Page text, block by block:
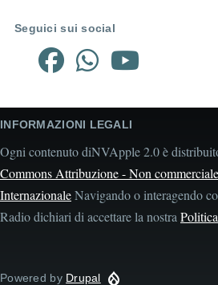
Seguici sui social
INFORMAZIONI LEGALI
Ogni contenuto diNVApple 2.0 è
Commons Attribuzione - Non
InternazionaleNavigando o interagendo
Radio dichiari di accettare la nostra
Powered by Drupal